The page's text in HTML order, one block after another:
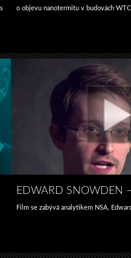
o objevu nanotermitu v budovách
EDWARD SNOWDEN
Film se zabývá analytikem NSA,